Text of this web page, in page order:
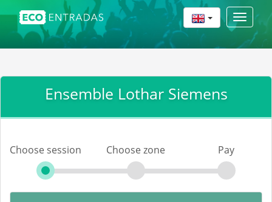
Toggle
Ensemble Lothar Siemens
Choose session Choose zone Pay